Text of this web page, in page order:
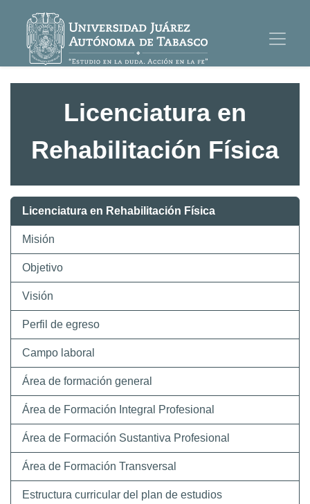
Licenciatura en
Rehabilitación Física
Licenciatura en Rehabilitación Física
Misión
Objetivo
Visión
Perfil de egreso
Campo laboral
Área de formación general
Área de Formación Integral Profesional
Área de Formación Sustantiva Profesional
Área de Formación Transversal
Estructura curricular del plan de estudios